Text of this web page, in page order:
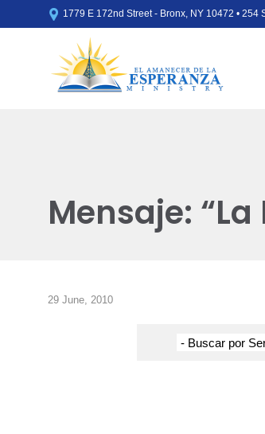
 1779 E 172nd Street - Bronx, NY 10472 •
Mensaje:
29 June, 2010